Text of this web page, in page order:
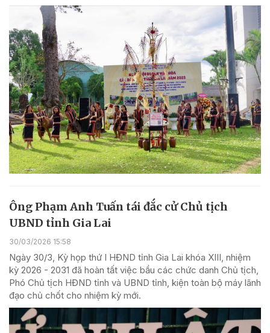
Ông Phạm Anh Tuấn tái đắc cử Chủ tịch
UBND tỉnh Gia Lai
30/03/2026 15:58
Ngày 30/3, Kỳ họp thứ I HĐND tỉnh Gia Lai khóa XIII, nhiệm
kỳ 2026 - 2031 đã hoàn tất việc bầu các chức danh Chủ tịch,
Phó Chủ tịch HĐND tỉnh và UBND tỉnh, kiện toàn bộ máy lãnh
đạo chủ chốt cho nhiệm kỳ mới.